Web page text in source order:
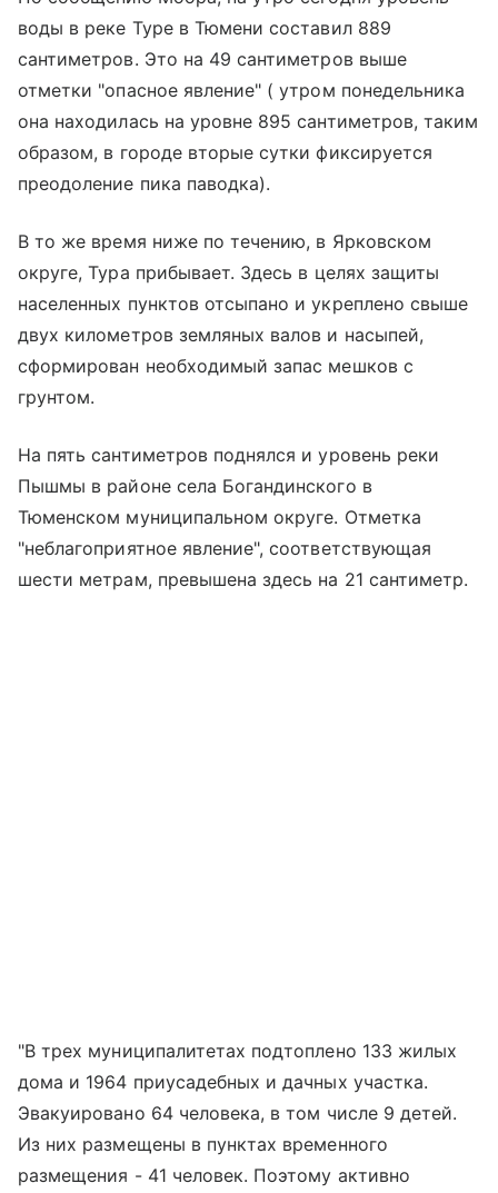
воды в реке Туре в Тюмени составил 889
сантиметров. Это на 49 сантиметров выше
отметки "опасное явление" ( утром понедельника
она находилась на уровне 895 сантиметров, таким
образом, в городе вторые сутки фиксируется
преодоление пика паводка).
В то же время ниже по течению, в Ярковском
округе, Тура прибывает. Здесь в целях защиты
населенных пунктов отсыпано и укреплено свыше
двух километров земляных валов и насыпей,
сформирован необходимый запас мешков с
грунтом.
На пять сантиметров поднялся и уровень реки
Пышмы в районе села Богандинского в
Тюменском муниципальном округе. Отметка
"неблагоприятное явление", соответствующая
шести метрам, превышена здесь на 21 сантиметр.
"В трех муниципалитетах подтоплено 133 жилых
дома и 1964 приусадебных и дачных участка.
Эвакуировано 64 человека, в том числе 9 детей.
Из них размещены в пунктах временного
размещения - 41 человек. Поэтому активно